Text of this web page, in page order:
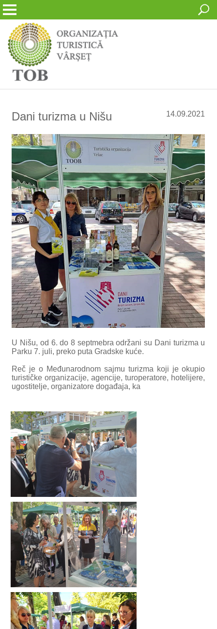
Dani turizma u Nišu 14.09.2021
U Nišu, od 6. do 8 septmebra održani su Dani turizma u
Parku 7. juli, preko puta Gradske kuće.
Reč je o Međunarodnom sajmu turizma koji je okupio
turističke organizacije, agencije, turoperatore, hotelijere,
ugostitelje, organizatore događaja, ka